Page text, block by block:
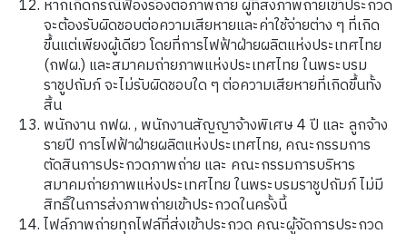
หากเกิดกรณีฟ้องร้องต่อภาพถ่าย ผู้ที่ส่งภาพถ่ายเข้าประกวด
จะต้องรับผิดชอบต่อความเสียหายและค่าใช้จ่ายต่าง ๆ ที่เกิด
ขึ้นแต่เพียงผู้เดียว โดยที่การไฟฟ้าฝ่ายผลิตแห่งประเทศไทย
(กฟผ.) และสมาคมถ่ายภาพแห่งประเทศไทย ในพระบรม
ราชูปถัมภ์ จะไม่รับผิดชอบใด ๆ ต่อความเสียหายที่เกิดขึ้นทั้ง
สิ้น
พนักงาน กฟผ. , พนักงานสัญญาจ้างพิเศษ 4 ปี และ ลูกจ้าง
รายปี การไฟฟ้าฝ่ายผลิตแห่งประเทศไทย, คณะกรรมการ
ตัดสินการประกวดภาพถ่าย และ คณะกรรมการบริหาร
สมาคมถ่ายภาพแห่งประเทศไทย ในพระบรมราชูปถัมภ์ ไม่มี
สิทธิ์ในการส่งภาพถ่ายเข้าประกวดในครั้งนี้
ไฟล์ภาพถ่ายทุกไฟล์ที่ส่งเข้าประกวด คณะผู้จัดการประกวด